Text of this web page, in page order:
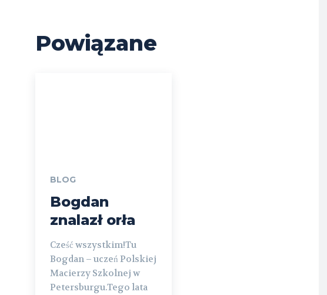
Powiązane
BLOG
Bogdan
znalazł orła
Cześć wszystkim!Tu
Bogdan – uczeń Polskiej
Macierzy Szkolnej w
Petersburgu.Tego lata